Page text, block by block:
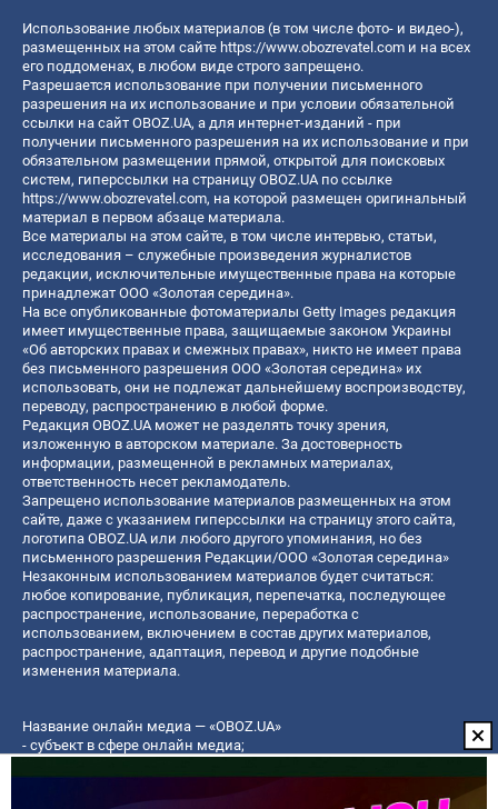
Использование любых материалов (в том числе фото- и видео-),
размещенных на этом сайте https://www.obozrevatel.com и на всех
его поддоменах, в любом виде строго запрещено.
Разрешается использование при получении письменного
разрешения на их использование и при условии обязательной
ссылки на сайт OBOZ.UA, а для интернет-изданий - при
получении письменного разрешения на их использование и при
обязательном размещении прямой, открытой для поисковых
систем, гиперссылки на страницу OBOZ.UA по ссылке
https://www.obozrevatel.com, на которой размещен оригинальный
материал в первом абзаце материала.
Все материалы на этом сайте, в том числе интервью, статьи,
исследования – служебные произведения журналистов
редакции, исключительные имущественные права на которые
принадлежат ООО «Золотая середина».
На все опубликованные фотоматериалы Getty Images редакция
имеет имущественные права, защищаемые законом Украины
«Об авторских правах и смежных правах», никто не имеет права
без письменного разрешения ООО «Золотая середина» их
использовать, они не подлежат дальнейшему воспроизводству,
переводу, распространению в любой форме.
Редакция OBOZ.UA может не разделять точку зрения,
изложенную в авторском материале. За достоверность
информации, размещенной в рекламных материалах,
ответственность несет рекламодатель.
Запрещено использование материалов размещенных на этом
сайте, даже с указанием гиперссылки на страницу этого сайта,
логотипа OBOZ.UA или любого другого упоминания, но без
письменного разрешения Редакции/ООО «Золотая середина»
Незаконным использованием материалов будет считаться:
любое копирование, публикация, перепечатка, последующее
распространение, использование, переработка с
использованием, включением в состав других материалов,
распространение, адаптация, перевод и другие подобные
изменения материала.
Название онлайн медиа — «OBOZ.UA»
- субъект в сфере онлайн медиа;